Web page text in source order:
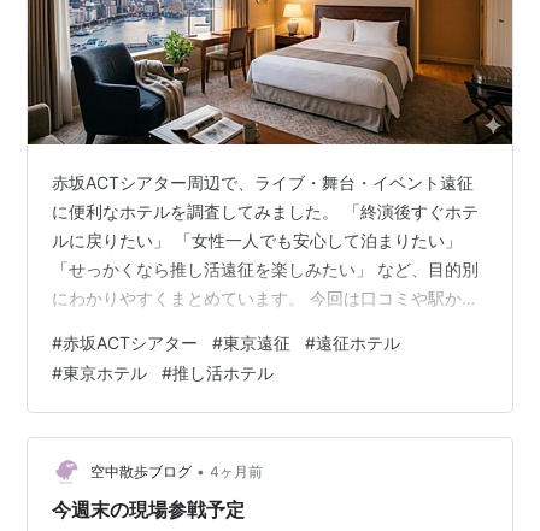
赤坂ACTシアター周辺で、ライブ・舞台・イベント遠征
に便利なホテルを調査してみました。 「終演後すぐホテ
ルに戻りたい」 「女性一人でも安心して泊まりたい」
「せっかくなら推し活遠征を楽しみたい」 など、目的別
にわかりやすくまとめています。 今回は口コミや駅から
褒美ステイに分けて紹介していきます！ 📘 もくじ 🏃 激
チカホテル 💰 コスパホテル ✨ 人気・ご褒美ステイ 🚃 ラ
イブ翌日の観光アクセス 📌 まとめ：目的別おすすめ 宿
泊予約は、各ホテルの最新の空室状況が見られる 楽天ト
ラベル・Yahoo!トラベルからチェックできます。 🏃【激
チカ】会…
#赤坂ACTシアター #東京遠征 #遠征ホテル
#東京ホテル #推し活ホテル
空中散歩ブログ • 4ヶ月前
今週末の現場参戦予定